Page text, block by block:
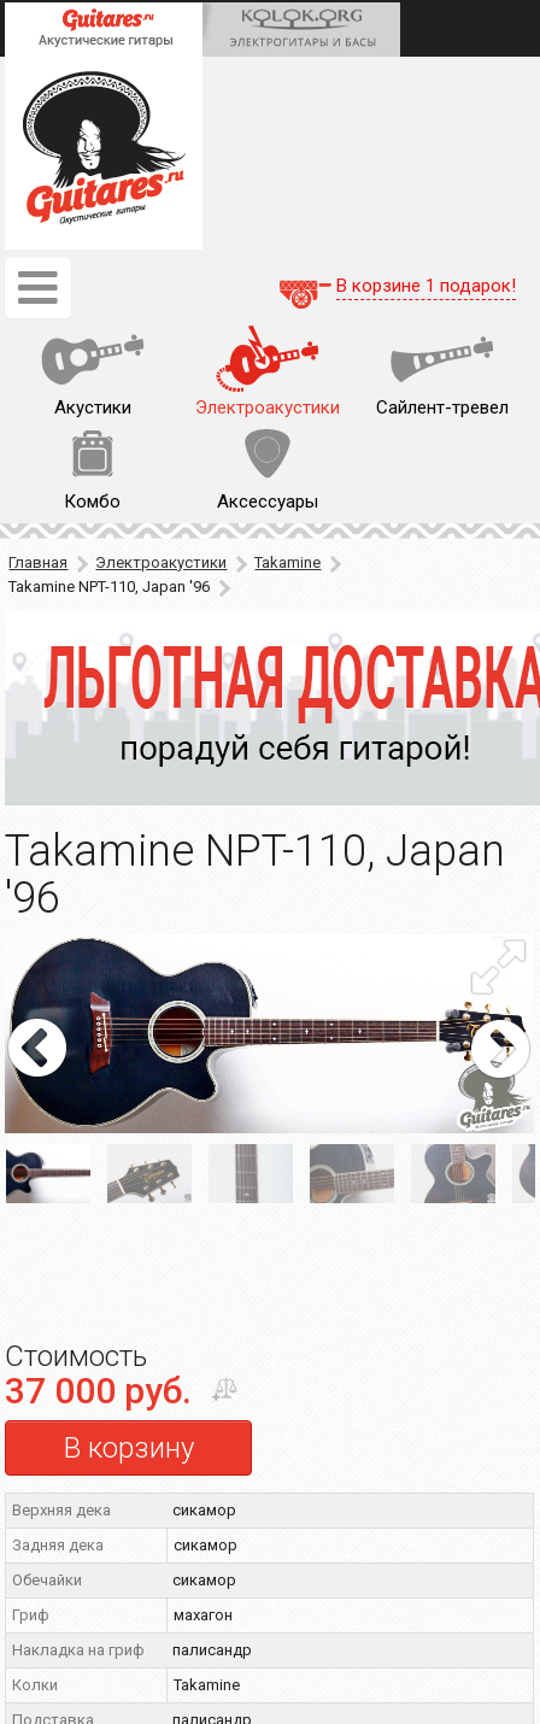
Акустики Электроакустики Сайлент-тревел
Комбо Аксессуары
В корзине 1 подарок!
Главная Электроакустики
Takamine
Takamine NPT-110, Japan '96
Takamine NPT-110, Japan
'96
Стоимость
37 000 руб.
В корзину
Верхняя дека
сикамор
Задняя дека
сикамор
Обечайки
сикамор
Гриф
махагон
Накладка на гриф
палисандр
Колки
Takamine
Подставка
палисандр